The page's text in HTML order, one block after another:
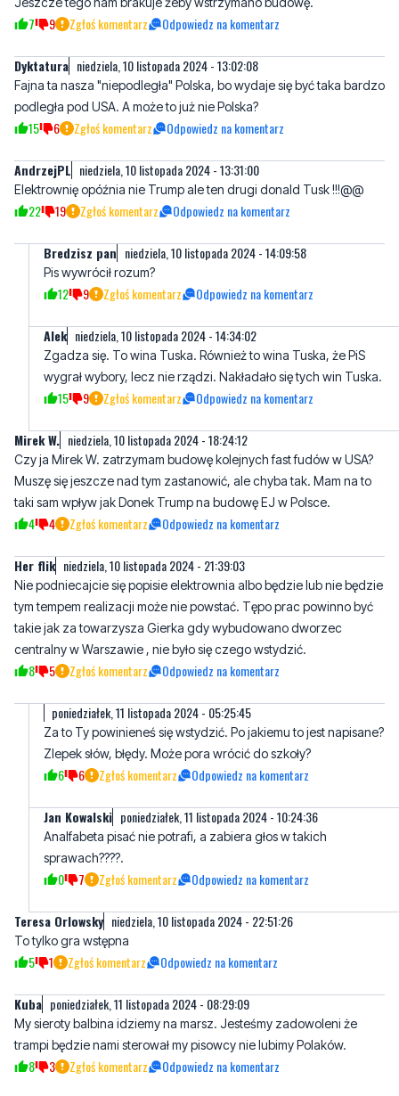
Fajna ta nasza "niepodległa" Polska, bo wydaje się być taka bardzo
15 6 Zgłoś komentarz Odpowiedz na komentarz
AndrzejPL niedziela, 10 listopada 2024 - 13:31:00
Elektrownię opóźnia nie Trump ale ten drugi donald Tusk !!!@@
Bredzisz pan niedziela, 10 listopada 2024 - 14:09:58
Pis wywrócił rozum?
AIek niedziela, 10 listopada 2024 - 14:34:02
Zgadza się. To wina Tuska. Również to wina Tuska, że PiS
15 9 Zgłoś komentarz Odpowiedz na komentarz
Mirek W. niedziela, 10 listopada 2024 - 18:24:12
Czy ja Mirek W. zatrzymam budowę kolejnych fast fudów w USA?
taki sam wpływ jak Donek Trump na budowę EJ w Polsce.
4 4 Zgłoś komentarz Odpowiedz na komentarz
Her flik niedziela, 10 listopada 2024 - 21:39:03
Nie podniecajcie się popisie elektrownia albo będzie lub nie będzie
takie jak za towarzysza Gierka gdy wybudowano dworzec
centralny w Warszawie , nie było się czego wstydzić.
8 5 Zgłoś komentarz Odpowiedz na komentarz
poniedziałek, 11 listopada 2024 - 05:25:45
Za to Ty powinieneś się wstydzić. Po jakiemu to jest napisane?
6 6 Zgłoś komentarz Odpowiedz na komentarz
Jan Kowalski poniedziałek, 11 listopada 2024 - 10:24:36
Analfabeta pisać nie potrafi, a zabiera głos w takich
0 7 Zgłoś komentarz Odpowiedz na komentarz
Teresa Orlowsky niedziela, 10 listopada 2024 - 22:51:26
To tylko gra wstępna
Kuba poniedziałek, 11 listopada 2024 - 08:29:09
My sieroty balbina idziemy na marsz. Jesteśmy zadowoleni że
8 3 Zgłoś komentarz Odpowiedz na komentarz
Sekator poniedziałek, 11 listopada 2024 - 10:51:11
Normalne,są przepychanki gdyż EJ nie jest inwestycją